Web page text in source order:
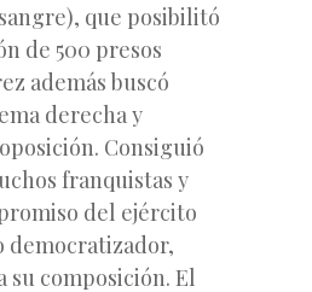
que posibilitó
de 500 presos
además buscó
derecha y
Consiguió
franquistas y
del ejército
democratizador,
su composición. El